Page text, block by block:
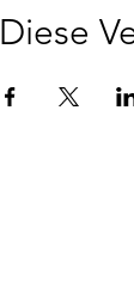
Diese